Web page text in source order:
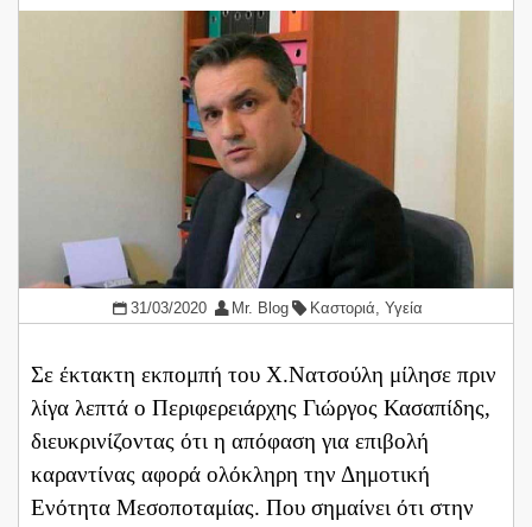
31/03/2020 Mr. Blog Καστοριά,Υγεία
Σε έκτακτη εκπομπή του Χ.Νατσούλη μίλησε πριν
λίγα λεπτά ο Περιφερειάρχης Γιώργος Κασαπίδης,
διευκρινίζοντας ότι η απόφαση για επιβολή
καραντίνας αφορά ολόκληρη την Δημοτική
Ενότητα Μεσοποταμίας. Που σημαίνει ότι στην